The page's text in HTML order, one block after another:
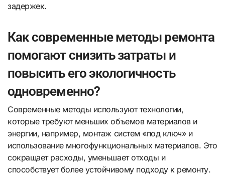
задержек.
Как современные методы ремонта
помогают снизить затраты и
повысить его экологичность
одновременно?
Современные методы используют технологии,
которые требуют меньших объемов материалов и
энергии, например, монтаж систем «под ключ» и
использование многофункциональных материалов. Это
сокращает расходы, уменьшает отходы и
способствует более устойчивому подходу к ремонту.